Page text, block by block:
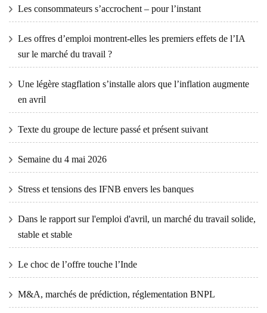
Les consommateurs s’accrochent – ​​pour l’instant
Les offres d’emploi montrent-elles les premiers effets de l’IA
sur le marché du travail ?
Une légère stagflation s’installe alors que l’inflation augmente
en avril
Texte du groupe de lecture passé et présent suivant
Semaine du 4 mai 2026
Stress et tensions des IFNB envers les banques
Dans le rapport sur l'emploi d'avril, un marché du travail solide,
stable et stable
Le choc de l’offre touche l’Inde
M&A, marchés de prédiction, réglementation BNPL